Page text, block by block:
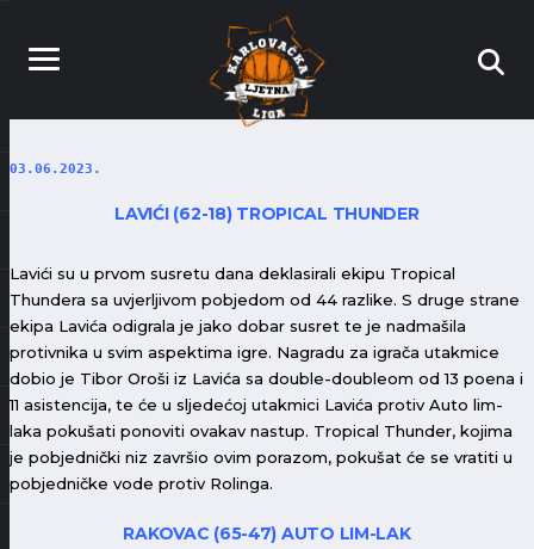
03.06.2023.
LAVIĆI (62-18) TROPICAL THUNDER
Lavići su u prvom susretu dana deklasirali ekipu Tropical
Thundera sa uvjerljivom pobjedom od 44 razlike. S druge strane
ekipa Lavića odigrala je jako dobar susret te je nadmašila
protivnika u svim aspektima igre. Nagradu za igrača utakmice
dobio je Tibor Oroši iz Lavića sa double-doubleom od 13 poena i
11 asistencija, te će u sljedećoj utakmici Lavića protiv Auto lim-
laka pokušati ponoviti ovakav nastup. Tropical Thunder, kojima
je pobjednički niz završio ovim porazom, pokušat će se vratiti u
pobjedničke vode protiv Rolinga.
RAKOVAC (65-47) AUTO LIM-LAK